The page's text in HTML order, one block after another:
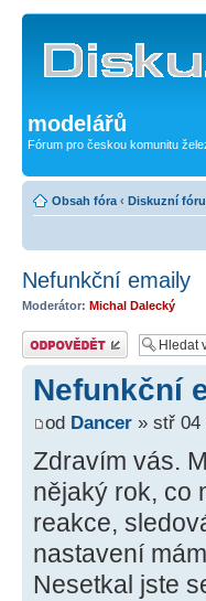
modelářů
Fórum pro českou komunitu
Obsah fóra ‹ Diskuzní
Nefunkční emaily
Moderátor: Michal Dalecký
Odeslat odpověď
Nefunkční
od Dancer » stř 04
Zdravím vás.
nějaký rok, co
reakce,
nastavení
Nesetkal jste